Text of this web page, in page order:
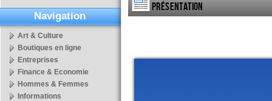
Présentation
Navigation
Art & Culture
Boutiques en ligne
Entreprises
Finance & Economie
Hommes & Femmes
Informations